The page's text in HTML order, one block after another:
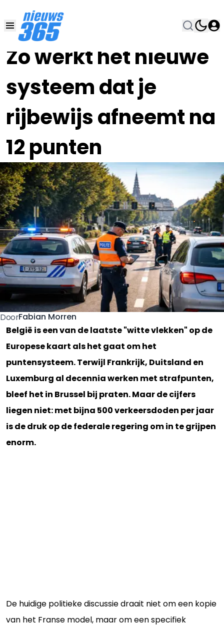
Zo werkt het nieuwe
systeem dat je
rijbewijs afneemt na
12 punten
18 FEB , 12:00•
DoorFabian Morren
België is een van de laatste "witte vlekken" op de
Europese kaart als het gaat om het
puntensysteem. Terwijl Frankrijk, Duitsland en
Luxemburg al decennia werken met strafpunten,
bleef het in Brussel bij praten. Maar de cijfers
liegen niet: met bijna 500 verkeersdoden per jaar
is de druk op de federale regering om in te grijpen
enorm.
De huidige politieke discussie draait niet om een kopie
van het Franse model, maar om een specifiek